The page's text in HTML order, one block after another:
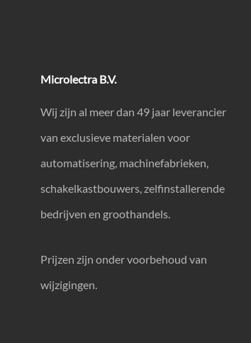
Microlectra B.V.
Wij zijn al meer dan 49 jaar leverancier
van exclusieve materialen voor
automatisering, machinefabrieken,
schakelkastbouwers, zelfinstallerende
bedrijven en groothandels.
Prijzen zijn onder voorbehoud van
wijzigingen.